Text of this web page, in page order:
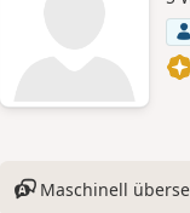
Maschinell